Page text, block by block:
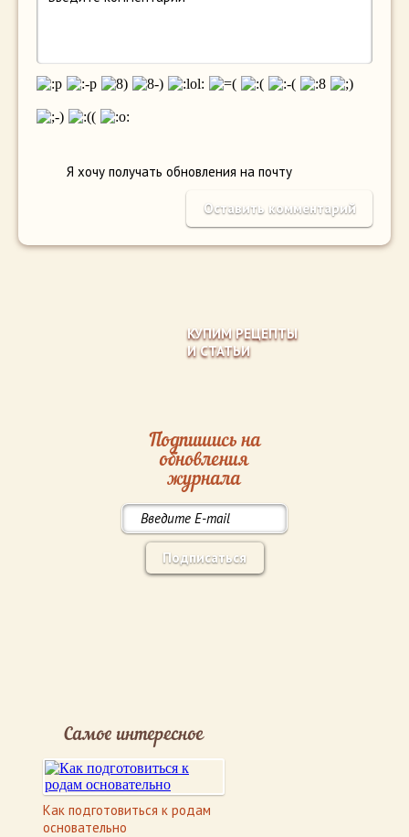
Я хочу получать обновления на почту
КУПИМ РЕЦЕПТЫ
И СТАТЬИ
Подпишись на
обновления
журнала
Подписаться
Самое интересное
Как подготовиться к родам
основательно